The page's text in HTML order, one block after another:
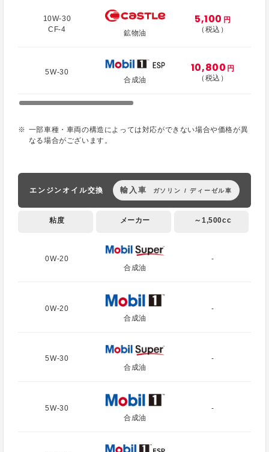
10W-30
CF-4
鉱物油
5,100 円
（税込）
5W-30
合成油
10,800 円
（税込）
一部車種・車両の構造によっては対応ができない場合や価格が異
なる場合がございます。
エンジンオイル交換 輸入車 ガソリン / ディーゼル車
粘度 メーカー ～1,500cc
0W-20
合成油
-
0W-20
合成油
-
5W-30
合成油
-
5W-30
合成油
-